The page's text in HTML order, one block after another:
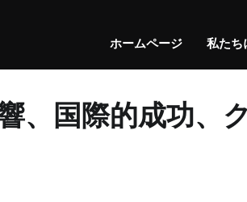
ホームページ 私たち
、国際的成功、ク